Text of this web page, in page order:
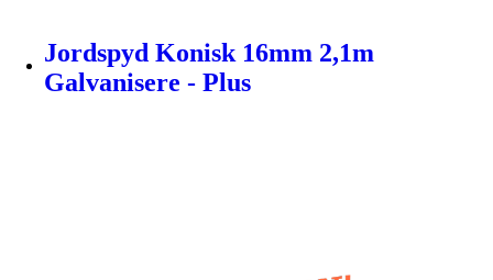
Jordspyd Konisk 16mm 2,1m
Galvanisere - Plus